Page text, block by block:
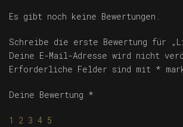
Es gibt noch keine Bewertungen.
Schreibe die erste Bewertung für
Deine E-Mail-Adresse wird nicht
Erforderliche Felder sind mit *
Deine Bewertung *
1 2 3 4 5